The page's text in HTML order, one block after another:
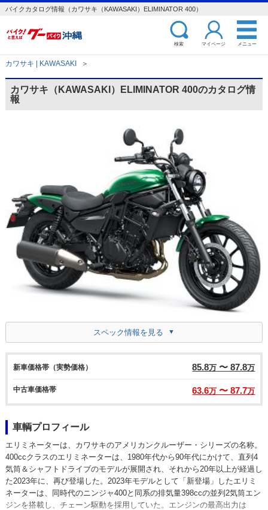
バイクカタログ情報（カワサキ（KAWASAKI）ELIMINATOR 400）
検索 マイページ メニュー
カワサキ | KAWASAKI ＞
カワサキ（KAWASAKI）ELIMINATOR 400のカタログ情
報
スペック情報を見る
新車価格帯（実勢価格） 85.8万 〜 87.8万
中古車価格帯 63.6万 〜 87.7万
車輌プロフィール
エリミネーターは、カワサキのアメリカンクルーザー・シリーズの名称。
400ccクラスのエリミネーターは、1980年代から90年代にかけて、直列4
気筒＆シャフトドライブのモデルが展開され、それから20年以上が経過し
た2023年に、再び登場した。2023年モデルとして「新登場」したエリミ
ネーターは、同時代のニンジャ400と同系の排気量398ccの並列2気筒エン
ジンを搭載し、チェーン駆動を採用していた。エンジンの最高出力は